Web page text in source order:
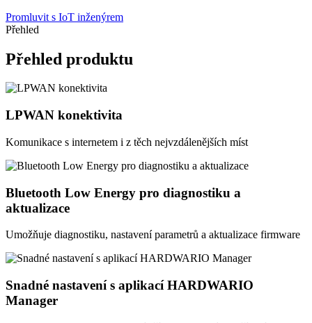
Promluvit s IoT inženýrem
Přehled
Přehled produktu
LPWAN konektivita
Komunikace s internetem i z těch nejvzdálenějších míst
Bluetooth Low Energy pro diagnostiku a
aktualizace
Umožňuje diagnostiku, nastavení parametrů a aktualizace firmware
Snadné nastavení s aplikací HARDWARIO
Manager